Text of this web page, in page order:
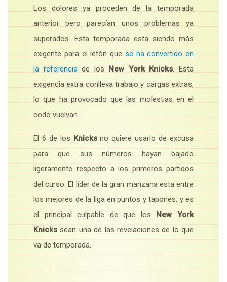
Los dolores ya proceden de la temporada
anterior pero parecían unos problemas ya
superados. Esta temporada esta siendo más
exigente para el letón que se ha convertido en
la referenciade los New York Knicks. Esta
exigencia extra conlleva trabajo y cargas extras,
lo que ha provocado que las molestias en el
codo vuelvan.
El 6 de los Knicksno quiere usarlo de excusa
para que sus números hayan bajado
ligeramente respecto a los primeros partidos
del curso. El líder de la gran manzana esta entre
los mejores de la liga en puntos y tapones, y es
el principal culpable de que los
New York
Knicks sean una de las revelaciones de lo que
va de temporada.